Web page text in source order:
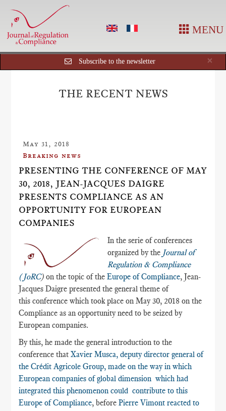
MENU
×
Subscribe to the newsletter
THE RECENT NEWS
May 31, 2018
Breaking news
PRESENTING THE CONFERENCE OF MAY
30, 2018, JEAN-JACQUES DAIGRE
PRESENTS COMPLIANCE AS AN
OPPORTUNITY FOR EUROPEAN
COMPANIES
In the serie of conferences
organized by the Journal of
Regulation & Compliance
(JoRC) on the topic of theEurope of Compliance, Jean-
Jacques Daigre presented the general theme of
this conference which took place on May 30, 2018 on the
Compliance as an opportunity need to be seized by
European companies.
By this, he made the general introduction to the
conference that Xavier Musca, deputy director general of
the Crédit Agricole Group, made on the way in which
European companies of global dimension which had
integrated this phenomenon could contribute to this
Europe of Compliance, beforePierre Vimont reacted to